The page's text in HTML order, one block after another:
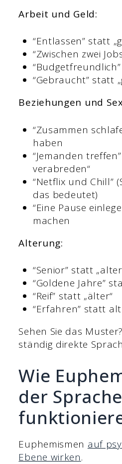
Arbeit und Geld:
“Entlassen” statt
“Zwischen zwei
“Gebraucht” statt
Beziehungen und
“Zusammen
haben
“Jemanden
verabreden“
“Netflix und Chill”
das bedeutet)
“Eine Pause
machen
Alterung:
“Senior” statt
“Goldene Jahre”
“Reif” statt „älter“
“Erfahren” statt alt
Sehen Sie das
ständig direkte
Wie
der Sprache
Euphemismen auf
Ebene wirken.